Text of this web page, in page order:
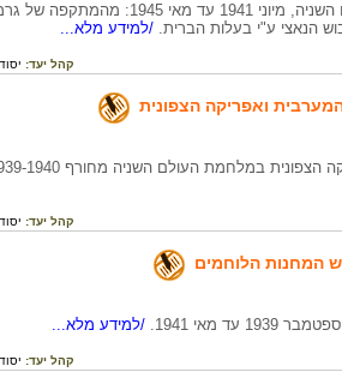
ציר זמן לאירועים בחזית המזרחית במלחמת
הנאצי ע"י בעלות הברית. /למידע מלא...
קהל יעד:
ואפריקה הצפונית
קהל יעד:
המחנות הלוחמים
מאי 1941. /למידע מלא...
קהל יעד: